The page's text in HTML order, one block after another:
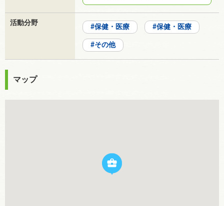
活動分野
保健・医療 保健・医療
その他
マップ